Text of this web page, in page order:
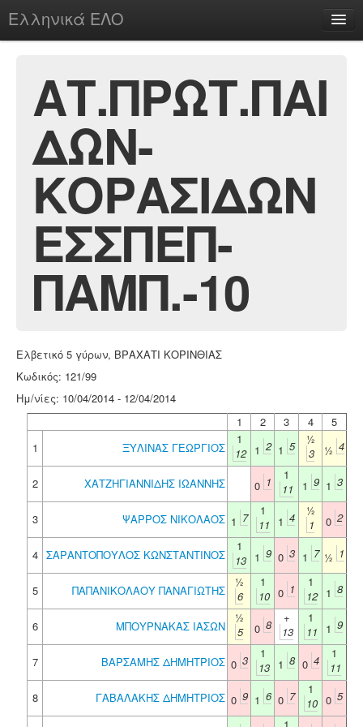
Ελληνικά ΕΛΟ
chesstu.be @ discord
Login
ΑΤ.ΠΡΩΤ.ΠΑΙ
ΔΩΝ-
ΚΟΡΑΣΙΔΩΝ
ΕΣΣΠΕΠ-
ΠΑΜΠ.-10
Ελβετικό 5 γύρων, ΒΡΑΧΑΤΙ ΚΟΡΙΝΘΙΑΣ
Κωδικός: 121/99
Ημ/νίες: 10/04/2014 - 12/04/2014
1
2 3 4
5
1
ΞΥΛΙΝΑΣ ΓΕΩΡΓΙΟΣ
1
12
1 2 1 5
½
3
½ 4
2 ΧΑΤΖΗΓΙΑΝΝΙΔΗΣ ΙΩΑΝΝΗΣ 0 1
1
11
1 9 1 3
3 ΨΑΡΡΟΣ ΝΙΚΟΛΑΟΣ 1 7
1
11
1 4
½
1
0 2
4 ΣΑΡΑΝΤΟΠΟΥΛΟΣ ΚΩΝΣΤΑΝΤΙΝΟΣ
1
13
1 9 0 3 1 7 ½ 1
5 ΠΑΠΑΝΙΚΟΛΑΟΥ ΠΑΝΑΓΙΩΤΗΣ
½
6
1
10 0 1
1
12
1 8
6 ΜΠΟΥΡΝΑΚΑΣ ΙΑΣΩΝ
½
5
0 8
+
13
1
11
1 9
7 ΒΑΡΣΑΜΗΣ ΔΗΜΗΤΡΙΟΣ 0 3
1
13
1 8 0 4
1
11
8
ΓΑΒΑΛΑΚΗΣ ΔΗΜΗΤΡΙΟΣ 0 9 1 6 0 7
1
10 0 5